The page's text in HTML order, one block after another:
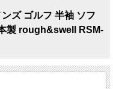
ズ ゴルフ 半袖 ソフ
製 rough&swell RSM-